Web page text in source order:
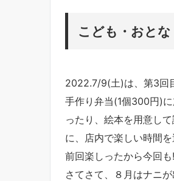
こども・おと
2022.7/9(土)は、第3回
手作り弁当(1個300円)
ったり、絵本を用意し
に、店内で楽しい時間
前回楽しったから今回
さてさて、８月はナニ